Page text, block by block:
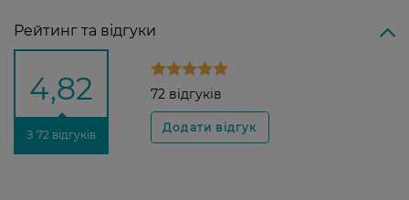
Рейтинг та відгуки
4,82
З 72 відгуків
72 відгуків